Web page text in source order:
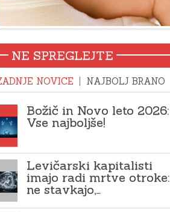
NE SPREGLEJTE
NOVICE NAJBOLJ BRANO
Božič in Novo leto 2026:
Vse najboljše!
Levičarski kapitalisti
imajo radi mrtve otroke:
ne stavkajo,…